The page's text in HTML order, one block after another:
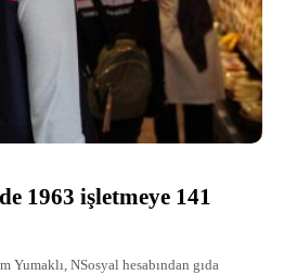
1963 işletmeye 141
Yumaklı, NSosyal hesabından gıda